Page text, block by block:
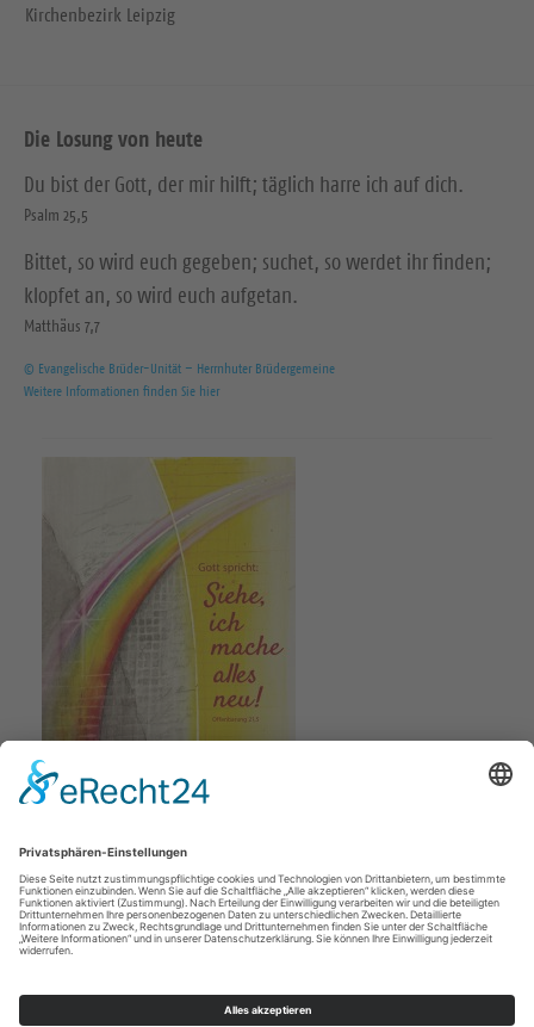
Kirchenbezirk Leipzig
Die Losung von heute
Du bist der Gott, der mir hilft; täglich harre ich auf dich.
Psalm 25,5
Bittet, so wird euch gegeben; suchet, so werdet ihr finden;
klopfet an, so wird euch aufgetan.
Matthäus 7,7
© Evangelische Brüder-Unität – Herrnhuter Brüdergemeine
Weitere Informationen finden Sie hier
Jahreslosung 2026
(Bahlinger; Verlag am Birnbach)